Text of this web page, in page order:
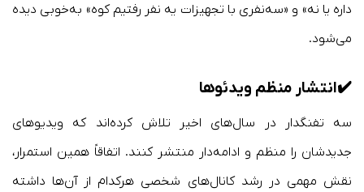
داره یا نه» و «سه‌نفری با تجهیزات یه نفر رفتیم کوه» به‌خوبی دیده
می‌شود.
✔️انتشار منظم ویدئوها
سه تفنگدار در سال‌های اخیر تلاش کرده‌اند که ویدیوهای
جدیدشان را منظم و ادامه‌دار منتشر کنند. اتفاقاً همین استمرار،
نقش مهمی در رشد کانال‌های شخصی هرکدام از آن‌ها داشته